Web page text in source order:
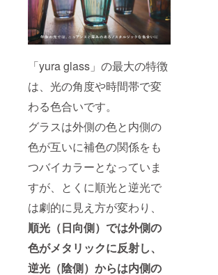
「yura glass」の最大の特徴
は、光の角度や時間帯で変
わる色合いです。
グラスは外側の色と内側の
色が互いに補色の関係をも
つバイカラーとなっていま
すが、とくに順光と逆光で
は劇的に見え方が変わり、
順光（日向側）では外側の
色がメタリックに反射し、
逆光（陰側）からは内側の